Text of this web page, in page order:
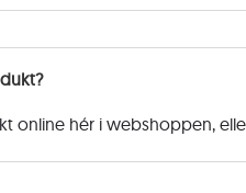
online hér i webshoppen,